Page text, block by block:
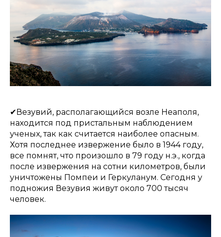
✔Везувий, располагающийся возле Неаполя,
находится под пристальным наблюдением
ученых, так как считается наиболее опасным.
Хотя последнее извержение было в 1944 году,
все помнят, что произошло в 79 году н.э., когда
после извержения на сотни километров, были
уничтожены Помпеи и Геркуланум. Сегодня у
подножия Везувия живут около 700 тысяч
человек.